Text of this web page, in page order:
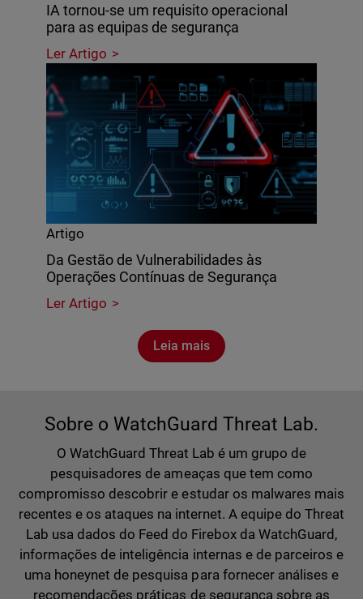
IA tornou-se um requisito operacional
para as equipas de segurança
Ler Artigo
Artigo
Da Gestão de Vulnerabilidades às
Operações Contínuas de Segurança
Ler Artigo
Leia mais
Sobre o WatchGuard Threat Lab.
O WatchGuard Threat Lab é um grupo de
pesquisadores de ameaças que tem como
compromisso descobrir e estudar os malwares mais
recentes e os ataques na internet. A equipe do Threat
Lab usa dados do Feed do Firebox da WatchGuard,
informações de inteligência internas e de parceiros e
uma honeynet de pesquisa para fornecer análises e
recomendações práticas de segurança sobre as